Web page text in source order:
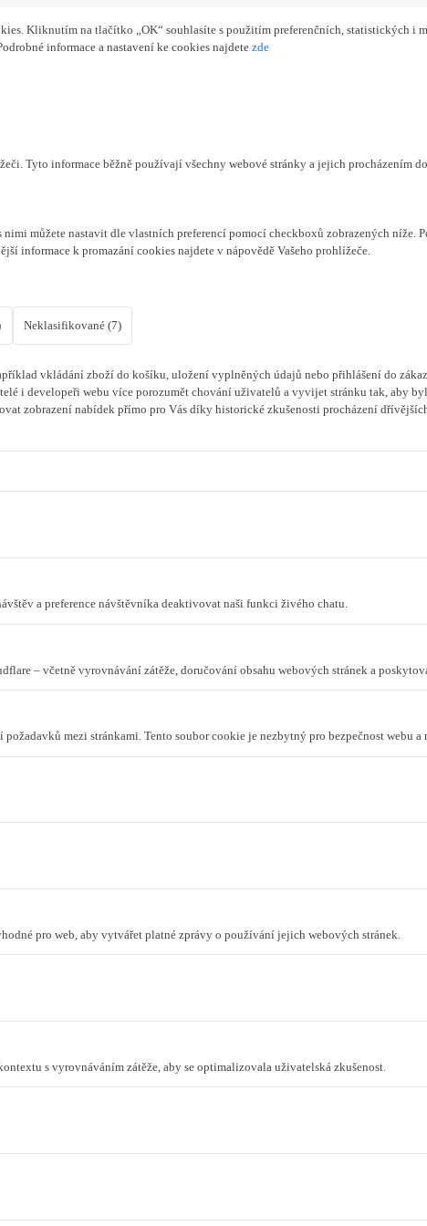
Kliknutím na tlačítko „OK“ souhlasíte s použitím preferenčních, statistických i
informace a nastavení ke cookies najdete zde
Tyto informace běžně používají všechny webové stránky a jejich procházením
můžete nastavit dle vlastních preferencí pomocí checkboxů zobrazených níže.
informace k promazání cookies najdete v nápovědě Vašeho prohlížeče.
Neklasifikované (7)
vkládání zboží do košíku, uložení vyplněných údajů nebo přihlášení do
i developeři webu více porozumět chování uživatelů a vyvijet stránku tak, aby
zobrazení nabídek přímo pro Vás díky historické zkušenosti procházení
a preference návštěvníka deaktivovat naši funkci živého chatu.
– včetně vyrovnávání zátěže, doručování obsahu webových stránek a
mezi stránkami. Tento soubor cookie je nezbytný pro bezpečnost webu a
pro web, aby vytvářet platné zprávy o používání jejich webových stránek.
s vyrovnáváním zátěže, aby se optimalizovala uživatelská zkušenost.